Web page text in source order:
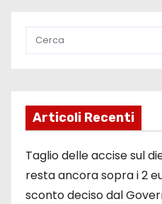
Articoli Recenti
Taglio delle accise sul
resta ancora sopra i 2
sconto deciso dal